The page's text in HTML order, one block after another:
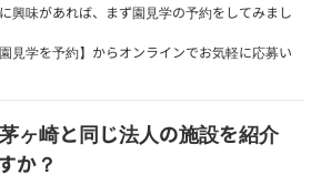
興味があれば、まず園見学の予約をしてみまし
見学を予約】からオンラインでお気軽に応募い
ヶ崎と同じ法人の施設を紹介
か？